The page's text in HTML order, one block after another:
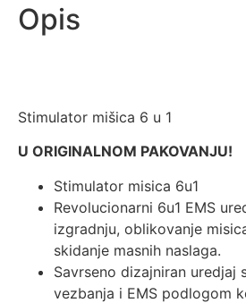
Opis
Stimulator mišica 6 u 1
U ORIGINALNOM PAKOVANJU!
Stimulator misica 6u1
Revolucionarni 6u1 EMS
izgradnju, oblikovanje
skidanje masnih naslaga.
Savrseno dizajniran uredjaj
vezbanja i EMS podlogom